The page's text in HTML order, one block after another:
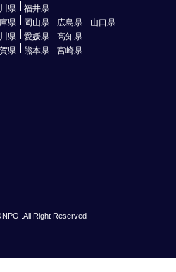
県
福井県
県 岡山県 広島県
山口県
県 愛媛県
高知県
県 熊本県 宮崎県
.All Right Reserved